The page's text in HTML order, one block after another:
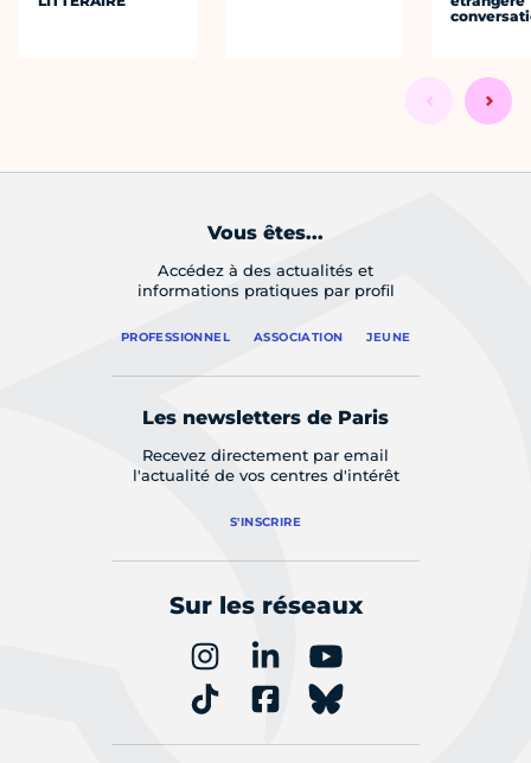
Vous êtes...
Accédez à des actualités et
informations pratiques par profil
PROFESSIONNEL ASSOCIATION JEUNE
Les newsletters de Paris
Recevez directement par email
l'actualité de vos centres d'intérêt
S'INSCRIRE
Sur les réseaux